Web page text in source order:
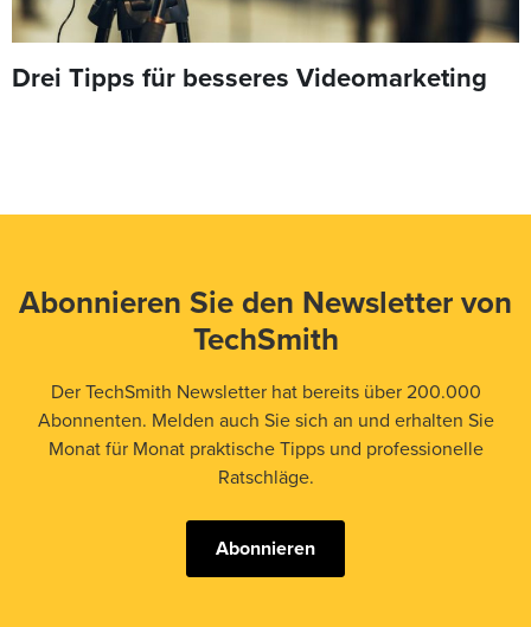
Drei Tipps für besseres Videomarketing
Abonnieren Sie den Newsletter von
TechSmith
Der TechSmith Newsletter hat bereits über 200.000
Abonnenten. Melden auch Sie sich an und erhalten Sie
Monat für Monat praktische Tipps und professionelle
Ratschläge.
Abonnieren